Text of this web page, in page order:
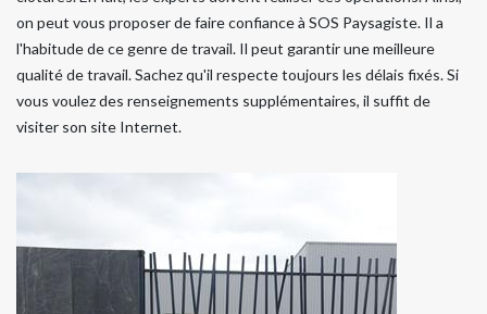
on peut vous proposer de faire confiance à SOS Paysagiste. Il a
l'habitude de ce genre de travail. Il peut garantir une meilleure
qualité de travail. Sachez qu'il respecte toujours les délais fixés. Si
vous voulez des renseignements supplémentaires, il suffit de
visiter son site Internet.